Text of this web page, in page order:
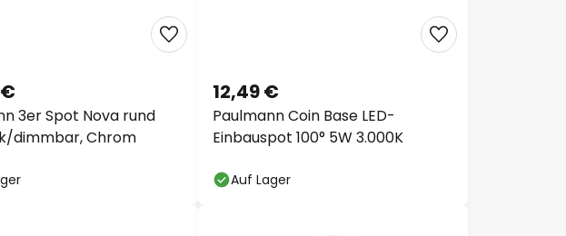
3er Spot Nova rund
dimmbar, Chrom
Paulmann Coin Base LED-
Einbauspot 100° 5W 3.000K
12,49 €
Auf Lager